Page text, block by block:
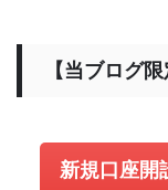
【当ブログ
新規口座開